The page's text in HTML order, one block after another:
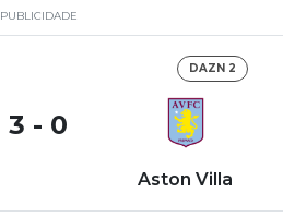
PUBLICIDADE
DAZN 2
3 - 0
Aston Villa